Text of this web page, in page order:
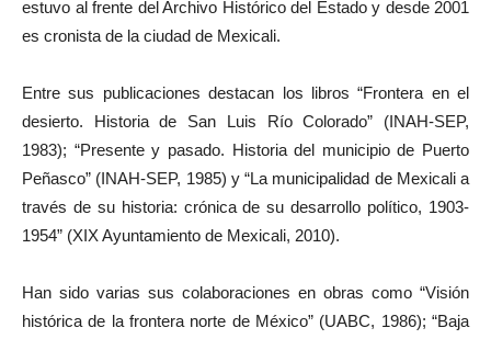
estuvo al frente del Archivo Histórico del Estado y desde 2001
es cronista de la ciudad de Mexicali.
Entre sus publicaciones destacan los libros “Frontera en el
desierto. Historia de San Luis Río Colorado” (INAH-SEP,
1983); “Presente y pasado. Historia del municipio de Puerto
Peñasco” (INAH-SEP, 1985) y “La municipalidad de Mexicali a
través de su historia: crónica de su desarrollo político, 1903-
1954” (XIX Ayuntamiento de Mexicali, 2010).
Han sido varias sus colaboraciones en obras como “Visión
histórica de la frontera norte de México” (UABC, 1986); “Baja